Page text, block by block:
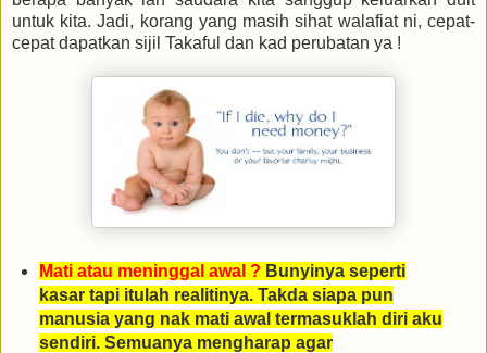
untuk kita. Jadi, korang yang masih sihat walafiat ni, cepat-
cepat dapatkan sijil Takaful dan kad perubatan ya !
Mati atau meninggal awal ? Bunyinya seperti
kasar tapi itulah realitinya. Takda siapa pun
manusia yang nak mati awal termasuklah diri aku
sendiri. Semuanya mengharap agar